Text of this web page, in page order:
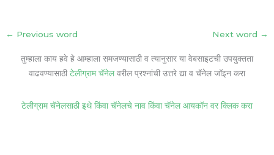
← Previous word Next word →
तुम्हाला काय हवे हे आम्हाला समजण्यासाठी व त्यानुसार या वेबसाइटची उपयुक्तता
वाढवण्यासाठी टेलीग्राम चॅनेलवरील प्रश्नांची उत्तरे द्या व चॅनेल जॉइन करा
टेलीग्राम चॅनेलसाठी इथे किंवा चॅनेलचे नाव किंवा चॅनेल आयकॉन वर क्लिक करा